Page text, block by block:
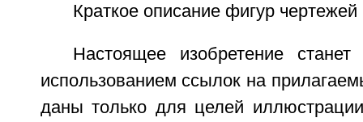
Краткое описание фигур чертежей
Настоящее изобретение
использованием ссылок на
даны только для целей